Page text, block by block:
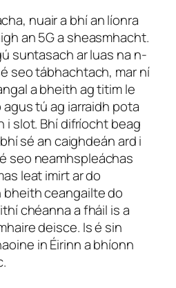
nuair a bhí an líonra
an 5G a sheasmhacht.
suntasach ar luas na n-
seo tábhachtach, mar ní
a bheith ag titim le
tú ag iarraidh pota
i slot. Bhí difríocht beag
sé an caighdeán ard i
seo neamhspleáchas
leat imirt ar do
ceangailte do
chéanna a fháil is a
deisce. Is é sin
in Éirinn a bhíonn